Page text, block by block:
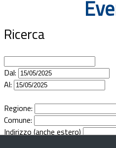
Progetti
Documenti
Bandi
Guide
Ricerca
Dal:
Al:
Regione:
Comune:
Indirizzo (anche estero)